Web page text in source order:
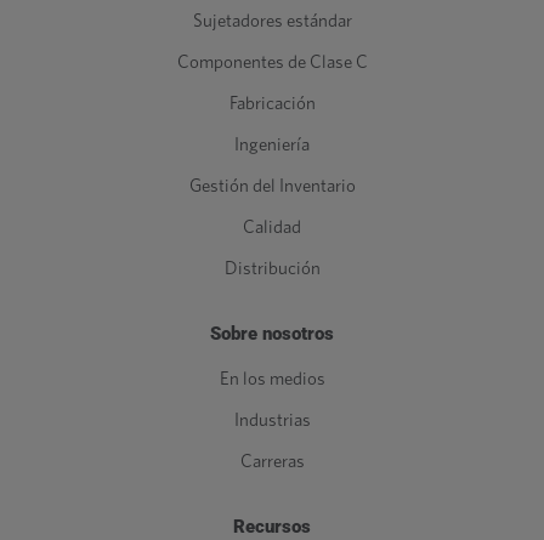
Sujetadores estándar
Componentes de Clase C
Fabricación
Ingeniería
Gestión del Inventario
Calidad
Distribución
Sobre nosotros
En los medios
Industrias
Carreras
Recursos